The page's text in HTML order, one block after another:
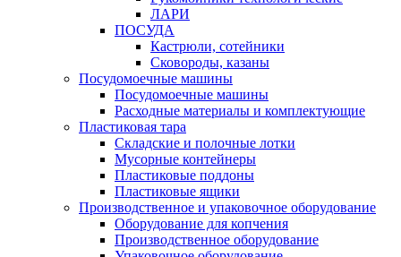
ЛАРИ
ПОСУДА
Кастрюли, сотейники
Сковороды, казаны
Посудомоечные машины
Посудомоечные машины
Расходные материалы и комплектующие
Пластиковая тара
Складские и полочные лотки
Мусорные контейнеры
Пластиковые поддоны
Пластиковые ящики
Производственное и упаковочное оборудование
Оборудование для копчения
Производственное оборудование